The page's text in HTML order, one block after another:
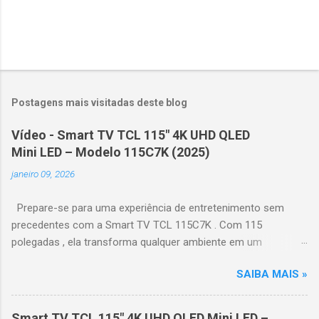
Postagens mais visitadas deste blog
Vídeo - Smart TV TCL 115" 4K UHD QLED
Mini LED – Modelo 115C7K (2025)
janeiro 09, 2026
Prepare-se para uma experiência de entretenimento sem
precedentes com a Smart TV TCL 115C7K . Com 115
polegadas , ela transforma qualquer ambiente em um
e realistas. 🌟 Destaques do produto Tela QLED Mini LED 115” :
controle de iluminação preciso, brilho intenso e cores
vibrantes. Resolução 4K UHD : detalhes impressionantes e
SAIBA MAIS »